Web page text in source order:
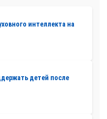
интеллекта на
детей после